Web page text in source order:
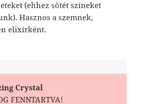
(ehhez sötét színeket
Hasznos a szemnek,
elixírként.
Crystal
FENNTARTVA!